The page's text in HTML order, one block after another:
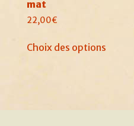
mat
22,00€
Choix des optionsproduit